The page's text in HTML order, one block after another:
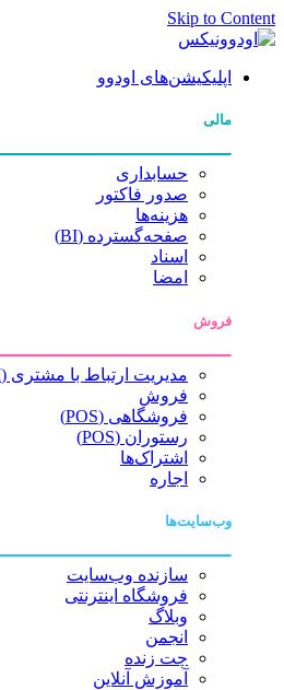
Skip to Content
اپلیکیشن‌های اودوو
مالی
حسابداری
صدور فاکتور
هزینه‌ها
صفحه‌گسترده (BI)
اسناد
امضا
فروش
مدیریت ارتباط با مشتری (CRM)
فروش
فروشگاهی (POS)
رستوران (POS)
اشتراک‌ها
اجاره
وب‌سایت‌ها
سازنده وب‌سایت
فروشگاه اینترنتی
وبلاگ
انجمن
چت زنده
آموزش آنلاین